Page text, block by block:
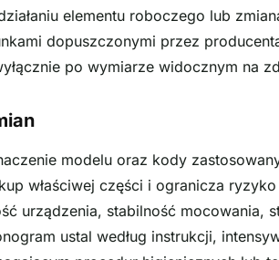
elementu roboczego lub
dopuszczonymi przez
po wymiarze widocznym na
modelu oraz kody
właściwej części i ogranicza
urządzenia, stabilność mocowania,
ustal według instrukcji,